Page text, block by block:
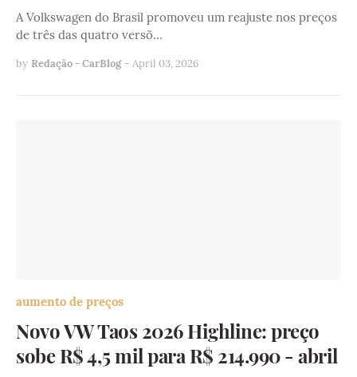
A Volkswagen do Brasil promoveu um reajuste nos preços
de três das quatro versõ…
by Redação - CarBlog - April 03, 2026
aumento de preços
Novo VW Taos 2026 Highline: preço
sobe R$ 4,5 mil para R$ 214.990 - abril